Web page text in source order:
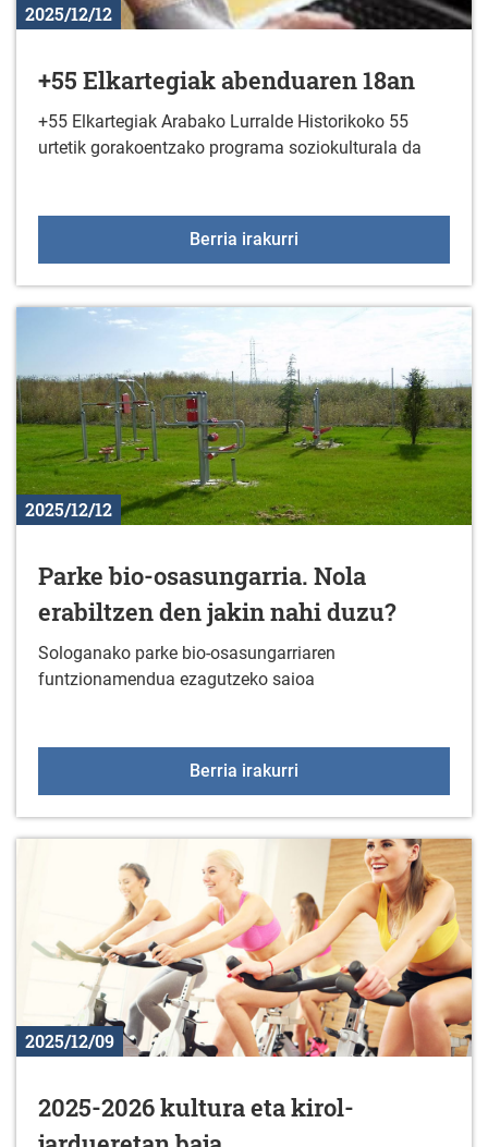
2025/12/12
+55 Elkartegiak abenduaren 18an
+55 Elkartegiak Arabako Lurralde Historikoko 55
urtetik gorakoentzako programa soziokulturala da
Berria irakurri
2025/12/12
Parke bio-osasungarria. Nola
erabiltzen den jakin nahi duzu?
Sologanako parke bio-osasungarriaren
funtzionamendua ezagutzeko saioa
Berria irakurri
2025/12/09
2025-2026 kultura eta kirol-